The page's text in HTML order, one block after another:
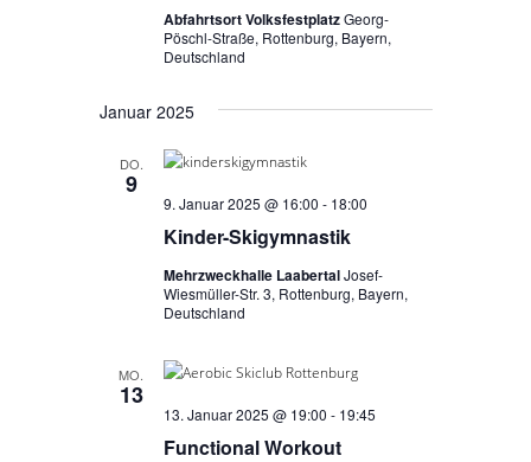
n
d
i
h
t
n
,
a
Abfahrtsort VolksfestplatzGeorg-
Pöschl-Straße, Rottenburg, Bayern,
Deutschland
Januar 2025
DO.
9
Kinder-Skigymnastik
9. Januar 2025 @ 16:00 - 18:00
Mehrzweckhalle LaabertalJosef-
Wiesmüller-Str. 3, Rottenburg, Bayern,
Deutschland
MO.
13
Functional Workout
13. Januar 2025 @ 19:00 - 19:45